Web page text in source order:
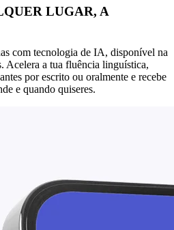
LUGAR, A
com tecnologia de IA, disponível na
Acelera a tua fluência linguística,
por escrito ou oralmente e recebe
e quando quiseres.